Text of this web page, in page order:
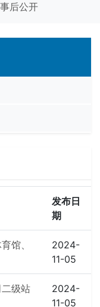
事后公开
发布日
期
馆、
2024-
11-05
级站
2024-
11-05